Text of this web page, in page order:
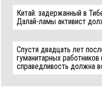
Китай: задержанный в
Далай-ламы активист
Спустя двадцать лет
гуманитарных
справедливость должна